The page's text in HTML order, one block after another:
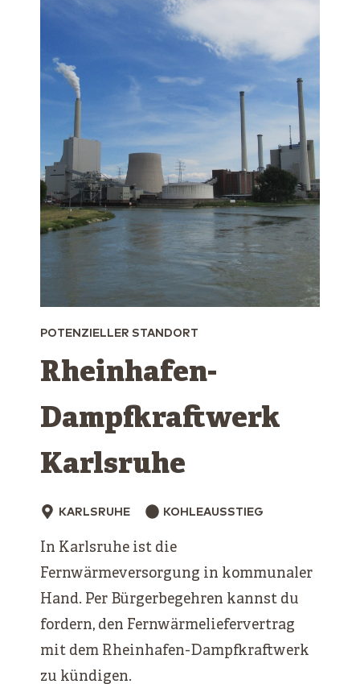
POTENZIELLER STANDORT
Rheinhafen-
Dampfkraftwerk
Karlsruhe
KARLSRUHE KOHLEAUSSTIEG
In Karlsruhe ist die
Fernwärmeversorgung in kommunaler
Hand. Per Bürgerbegehren kannst du
fordern, den Fernwärmeliefervertrag
mit dem Rheinhafen-Dampfkraftwerk
zu kündigen.